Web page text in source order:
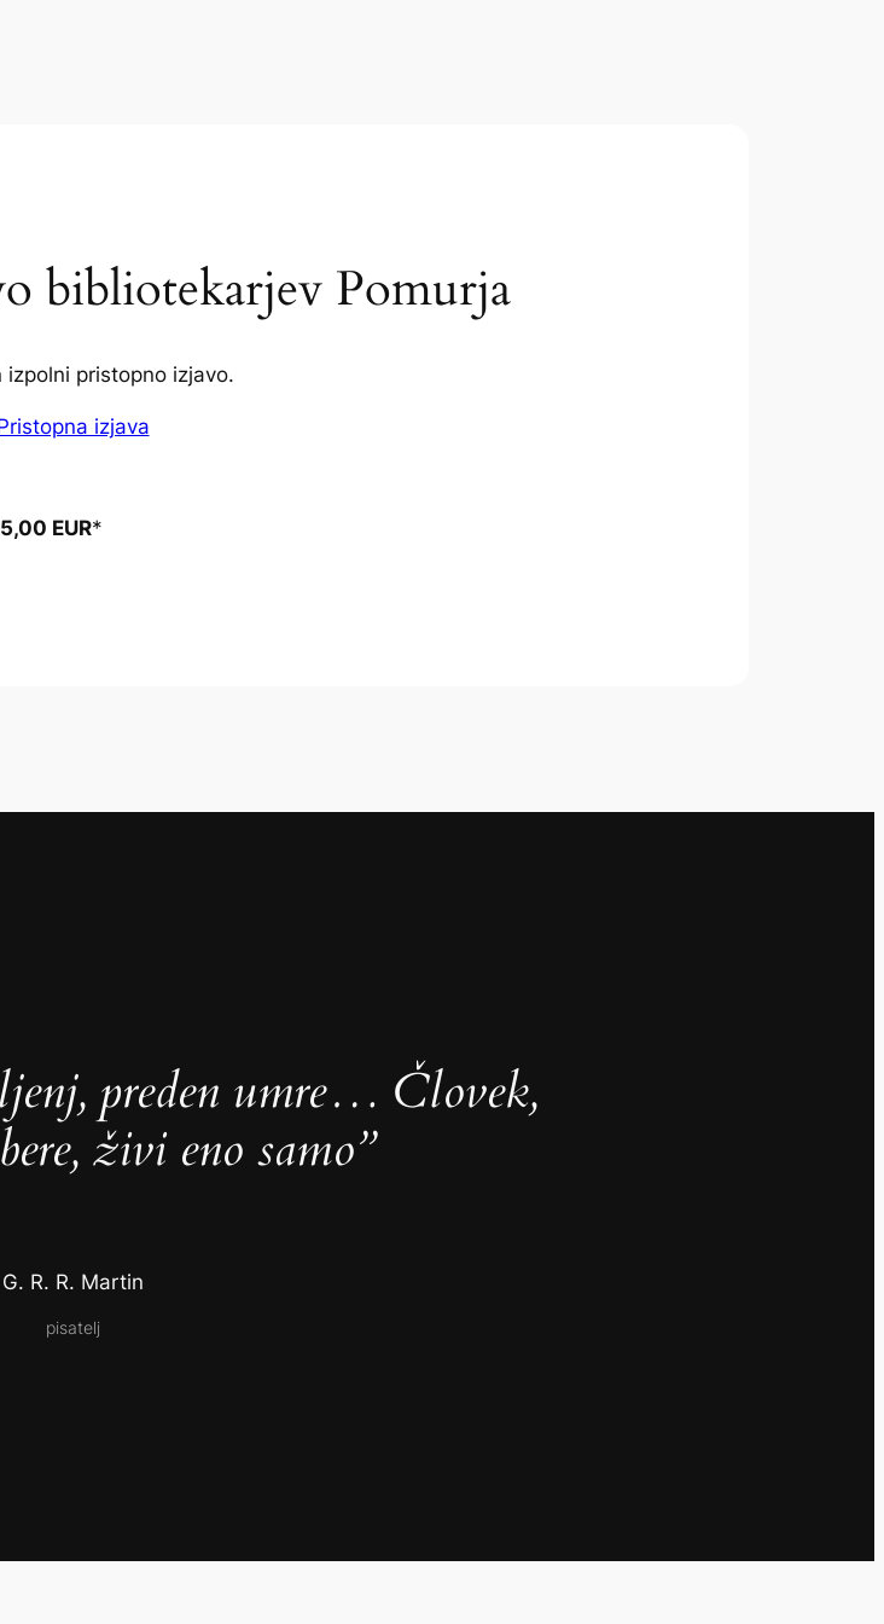
bibliotekarjev Pomurja
izpolni pristopno izjavo.
izjava
EUR*
preden umre… Človek,
živi eno samo”
G. R. R. Martin
pisatelj